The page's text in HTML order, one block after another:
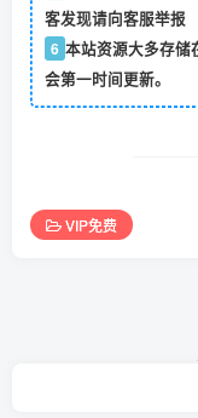
客发现请向客服举报
6 本站资源大多存储
会第一时间更新。
VIP免费